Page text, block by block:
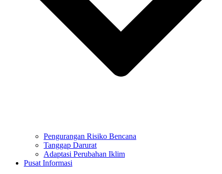
Pengurangan Risiko Bencana
Tanggap Darurat
Adaptasi Perubahan Iklim
Pusat Informasi